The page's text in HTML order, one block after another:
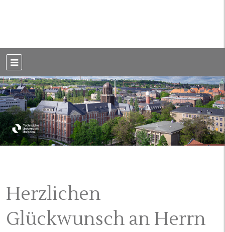
Dresden
Herzlichen
Glückwunsch an Herrn